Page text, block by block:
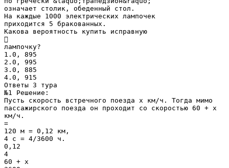
означает столик, обеденный стол.
На каждые 1000 электрических лампочек
приходится 5 бракованных.
Какова вероятность купить исправную

лампочку?
1.0, 895
2.0, 995
3.0, 885
4.0, 915
Ответы 3 тура
№1 Решение:
Пусть скорость встречного поезда х км/ч. Тогда мимо
пассажирского поезда он проходит со скоростью 60 + х
км/ч.
=
120 м = 0,12 км,
4 с = 4/3600 ч.
0,12
4
60 + х